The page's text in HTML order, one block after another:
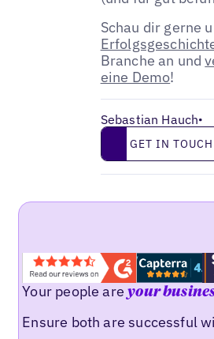
Schau dir gerne
Branche an und
eine Demo!
Sebastian Hauch•
Get in touch
GET IN TOUCH
Your people areyour
Ensure both are successful